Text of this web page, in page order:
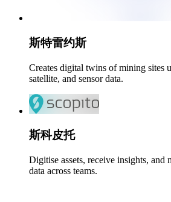
斯特雷约斯
Creates digital twins of mining sites
satellite, and sensor data.
斯科皮托
Digitise assets, receive insights, and
data across teams.